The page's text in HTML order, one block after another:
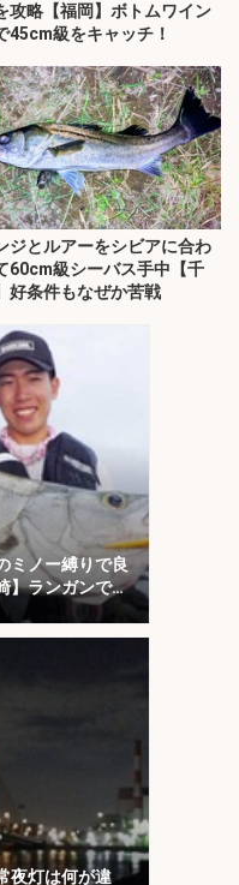
攻略【福岡】ボトムワイン
45cm級をキャッチ！
ジとルアーをシビアに合わ
60cm級シーバス手中【千
好条件もなぜか苦戦
ミノー縛りで良
】ランガンでサ
夜灯は何が違